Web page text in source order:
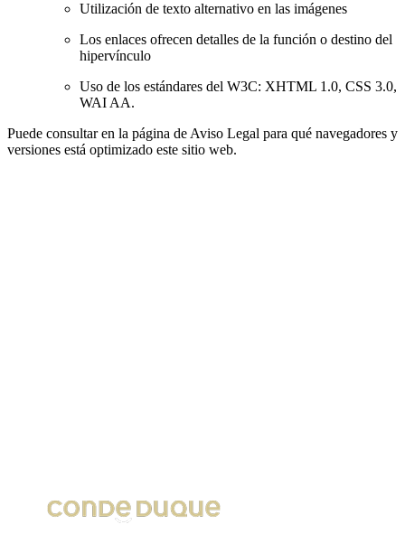
Utilización de texto alternativo en las imágenes
Los enlaces ofrecen detalles de la función o destino del
hipervínculo
Uso de los estándares del W3C: XHTML 1.0, CSS 3.0,
WAI AA.
Puede consultar en la página de Aviso Legal para qué navegadores y
versiones está optimizado este sitio web.